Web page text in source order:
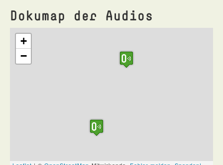
Dokumap der Audios